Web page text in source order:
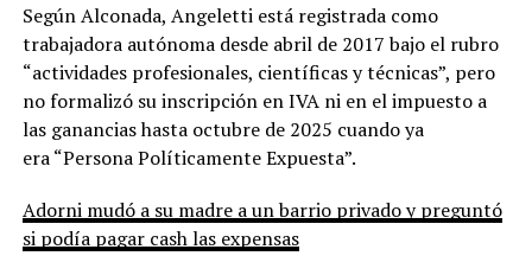
Según Alconada, Angeletti está registrada como
trabajadora autónoma desde abril de 2017 bajo el rubro
“actividades profesionales, científicas y técnicas”, pero
no formalizó su inscripción en IVA ni en el impuesto a
las ganancias hasta octubre de 2025 cuando ya
era “Persona Políticamente Expuesta”.
Adorni mudó a su madre a un barrio privado y preguntó
si podía pagar cash las expensas